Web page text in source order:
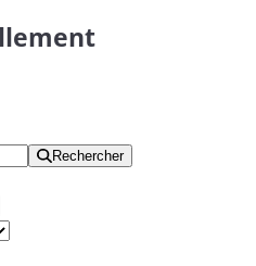
Rechercher